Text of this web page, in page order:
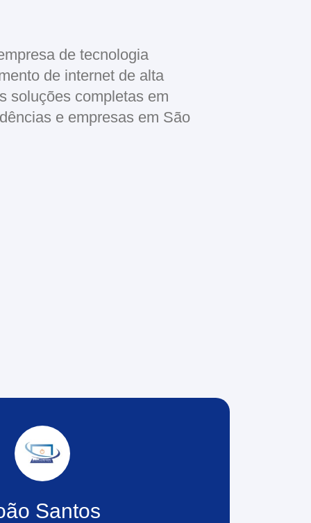
de tecnologia
de internet de alta
soluções completas em
e empresas em São
Santos